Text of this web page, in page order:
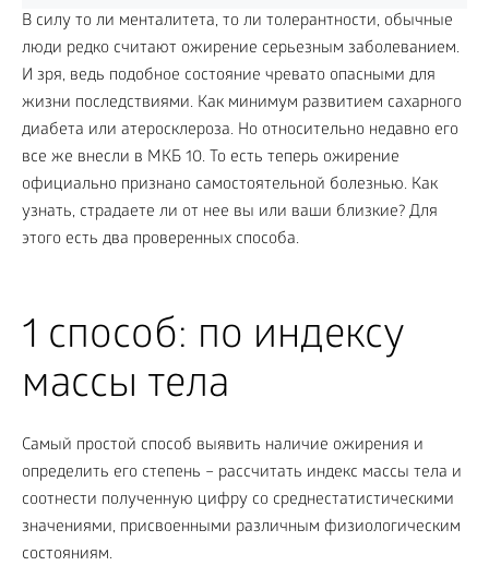
В силу то ли менталитета, то ли толерантности, обычные
люди редко считают ожирение серьезным заболеванием.
И зря, ведь подобное состояние чревато опасными для
жизни последствиями. Как минимум развитием сахарного
диабета или атеросклероза. Но относительно недавно его
все же внесли в МКБ 10. То есть теперь ожирение
официально признано самостоятельной болезнью. Как
узнать, страдаете ли от нее вы или ваши близкие? Для
этого есть два проверенных способа.
1 способ: по индексу
массы тела
Самый простой способ выявить наличие ожирения и
определить его степень – рассчитать индекс массы тела и
соотнести полученную цифру со среднестатистическими
значениями, присвоенными различным физиологическим
состояниям.